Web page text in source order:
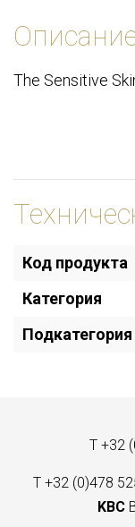
The Sensitive
Код продукта
Категория
Подкатегория
T +32
T +32 (0)478
KBC